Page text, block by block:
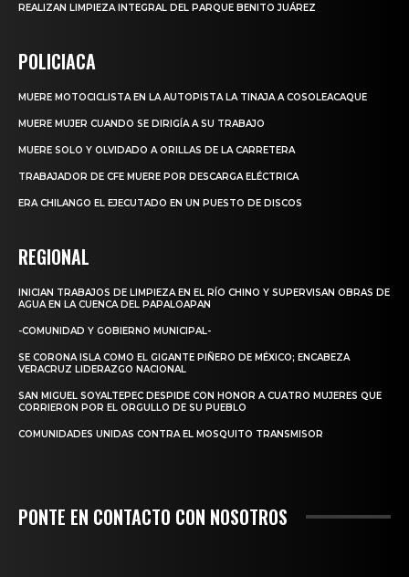
REALIZAN LIMPIEZA INTEGRAL DEL PARQUE BENITO JUÁREZ
POLICIACA
MUERE MOTOCICLISTA EN LA AUTOPISTA LA TINAJA A COSOLEACAQUE
MUERE MUJER CUANDO SE DIRIGÍA A SU TRABAJO
MUERE SOLO Y OLVIDADO A ORILLAS DE LA CARRETERA
TRABAJADOR DE CFE MUERE POR DESCARGA ELÉCTRICA
ERA CHILANGO EL EJECUTADO EN UN PUESTO DE DISCOS
REGIONAL
INICIAN TRABAJOS DE LIMPIEZA EN EL RÍO CHINO Y SUPERVISAN OBRAS DE
AGUA EN LA CUENCA DEL PAPALOAPAN
-COMUNIDAD Y GOBIERNO MUNICIPAL-
SE CORONA ISLA COMO EL GIGANTE PIÑERO DE MÉXICO; ENCABEZA
VERACRUZ LIDERAZGO NACIONAL
SAN MIGUEL SOYALTEPEC DESPIDE CON HONOR A CUATRO MUJERES QUE
CORRIERON POR EL ORGULLO DE SU PUEBLO
COMUNIDADES UNIDAS CONTRA EL MOSQUITO TRANSMISOR
PONTE EN CONTACTO CON NOSOTROS